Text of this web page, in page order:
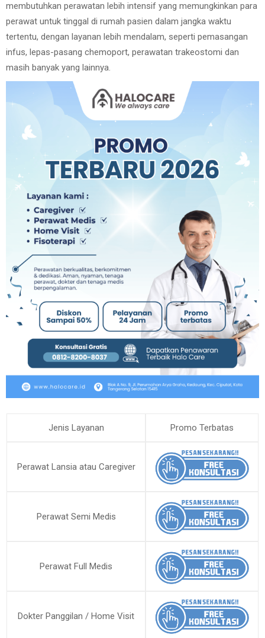
membutuhkan perawatan lebih intensif yang memungkinkan para
perawat untuk tinggal di rumah pasien dalam jangka waktu
tertentu, dengan layanan lebih mendalam, seperti pemasangan
infus, lepas-pasang chemoport, perawatan trakeostomi dan
masih banyak yang lainnya.
Jenis Layanan Promo Terbatas
Perawat Lansia atau Caregiver
Perawat Semi Medis
Perawat Full Medis
Dokter Panggilan / Home Visit